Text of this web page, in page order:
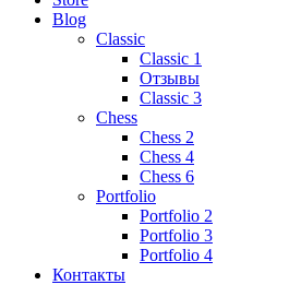
Blog
Classic
Classic 1
Отзывы
Classic 3
Chess
Chess 2
Chess 4
Chess 6
Portfolio
Portfolio 2
Portfolio 3
Portfolio 4
Контакты